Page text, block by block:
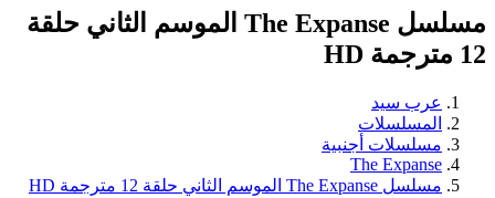
مسلسل The Expanse الموسم الثاني حلقة
12 مترجمة HD
عرب سيد
المسلسلات
مسلسلات أجنبية
The Expanse
مسلسل The Expanse الموسم الثاني حلقة 12 مترجمة HD